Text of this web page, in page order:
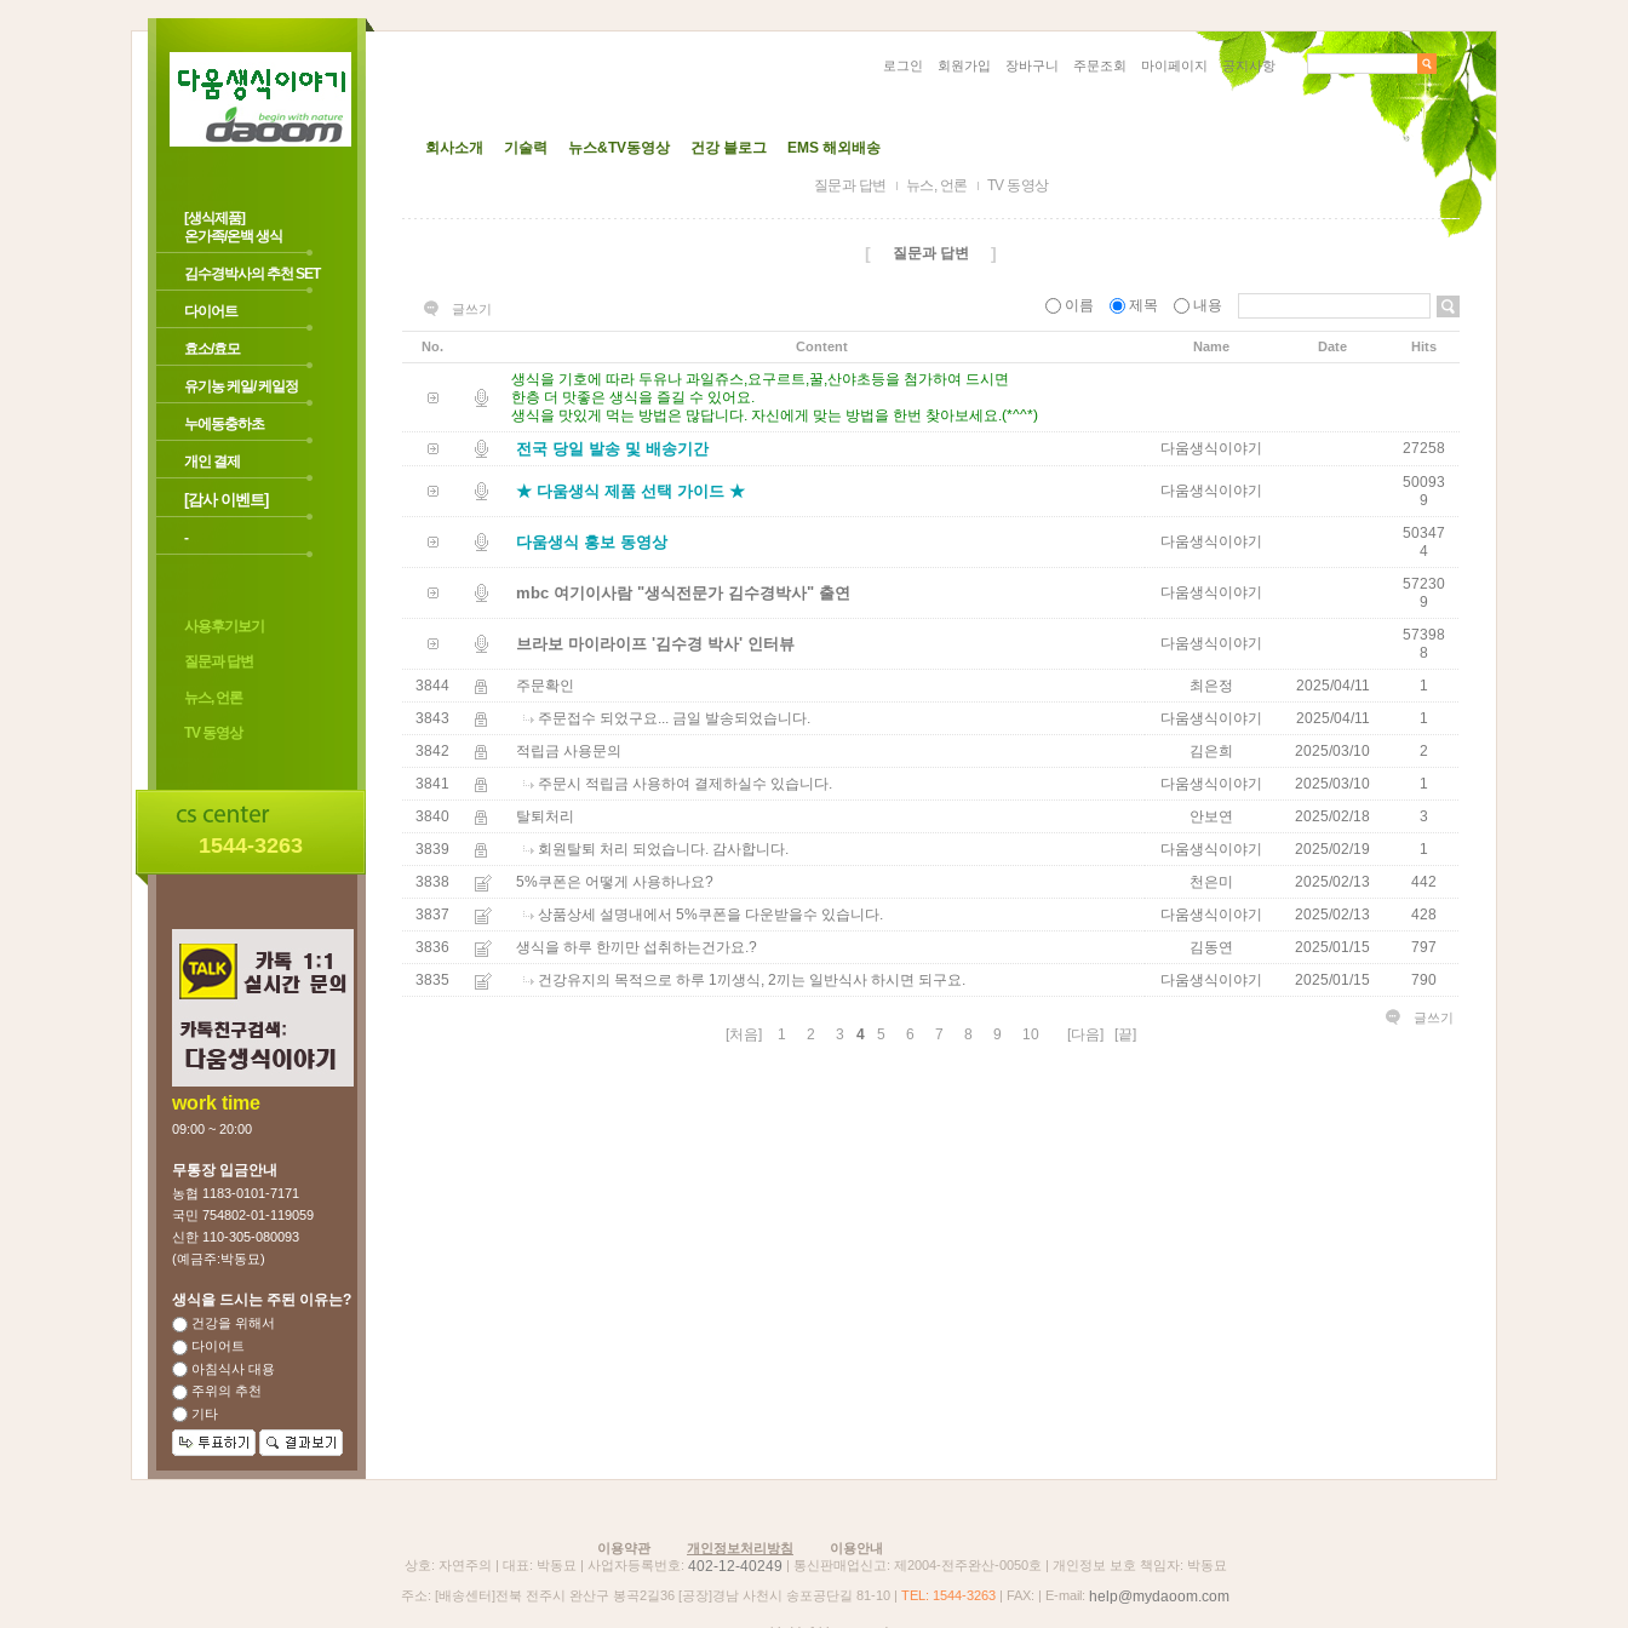
로그인 회원가입 장바구니 주문조회 마이페이지 공지사항
회사소개 기술력 뉴스&TV동영상 건강 블로그 EMS 해외배송
[생식제품]
온가족/온백 생식
김수경박사의 추천 SET
다이어트
효소/효모
유기농 케일/ 케일정
누에동충하초
개인 결제
[감사 이벤트]
-
사용후기보기
질문과 답변
뉴스, 언론
TV 동영상
1544-3263
work time
09:00 ~ 20:00
무통장 입금안내
농협 1183-0101-7171
국민 754802-01-119059
신한 110-305-080093
(예금주:박동묘)
생식을 드시는 주된 이유는?
건강을 위해서
다이어트
아침식사 대용
주위의 추천
기타
질문과 답변 뉴스, 언론 TV 동영상
[ 질문과 답변 ]
글쓰기 이름 제목 내용
No. Content Name Date Hits
생식을 기호에 따라 두유나 과일쥬스,요구르트,꿀,산야초등을 첨가하여 드시면
한층 더 맛좋은 생식을 즐길 수 있어요.
생식을 맛있게 먹는 방법은 많답니다. 자신에게 맞는 방법을 한번 찾아보세요.(*^^*)
전국 당일 발송 및 배송기간 다움생식이야기 27258
★ 다움생식 제품 선택 가이드 ★ 다움생식이야기
50093
9
다움생식 홍보 동영상 다움생식이야기
50347
4
mbc 여기이사람 "생식전문가 김수경박사" 출연 다움생식이야기
57230
9
브라보 마이라이프 '김수경 박사' 인터뷰 다움생식이야기
57398
8
3844
주문확인 최은정 2025/04/11
1
3843
주문접수 되었구요... 금일 발송되었습니다. 다움생식이야기 2025/04/11
1
3842
적립금 사용문의 김은희 2025/03/10
2
3841
주문시 적립금 사용하여 결제하실수 있습니다. 다움생식이야기 2025/03/10
1
3840
탈퇴처리 안보연 2025/02/18
3
3839
회원탈퇴 처리 되었습니다. 감사합니다. 다움생식이야기 2025/02/19
1
3838
5%쿠폰은 어떻게 사용하나요? 천은미 2025/02/13
442
3837
상품상세 설명내에서 5%쿠폰을 다운받을수 있습니다. 다움생식이야기 2025/02/13
428
3836
생식을 하루 한끼만 섭취하는건가요.? 김동연 2025/01/15
797
3835
건강유지의 목적으로 하루 1끼생식, 2끼는 일반식사 하시면 되구요. 다움생식이야기 2025/01/15 790
글쓰기
[처음] 1 2 3 4 5 6 7 8 9 10 [다음] [끝]
이용약관 개인정보처리방침
이용안내
상호: 자연주의 | 대표: 박동묘 | 사업자등록번호: 402-12-40249 | 통신판매업신고: 제2004-전주완산-0050호 | 개인정보 보호 책임자: 박동묘
주소: [배송센터]전북 전주시 완산구 봉곡2길36 [공장]경남 사천시 송포공단길 81-10 | TEL: 1544-3263 | FAX: | E-mail: help@mydaoom.com